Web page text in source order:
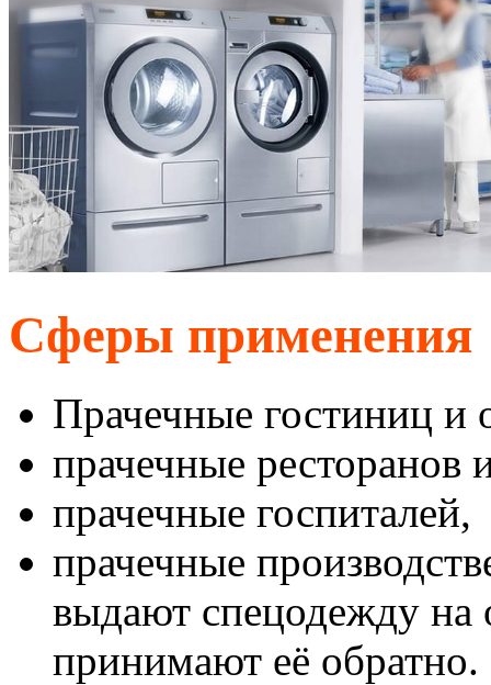
Сферы применения
Прачечные гостиниц и
прачечные ресторанов
прачечные госпиталей,
прачечные
выдают спецодежду на
принимают её обратно.